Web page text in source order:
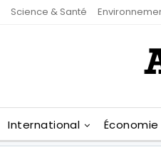
Science & Santé
International Économie